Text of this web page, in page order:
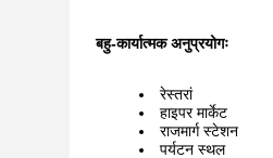
बहु-कार्यात्मक अनुप्रयोगः
रेस्तरां
हाइपर मार्केट
राजमार्ग स्टेशन
पर्यटन स्थल